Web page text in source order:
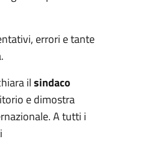
errori e tante
ilsindaco
e dimostra
A tutti i